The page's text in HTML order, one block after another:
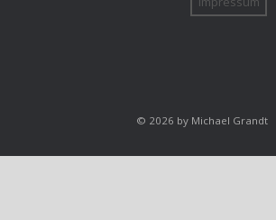
© 2026 by Michael Grandt